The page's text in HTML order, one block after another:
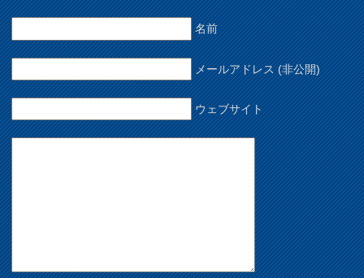
名前
メールアドレス (非公開)
ウェブサイト